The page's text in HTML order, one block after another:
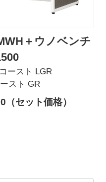
＋ウノベンチ
ースト LGR
スト GR
セット価格）